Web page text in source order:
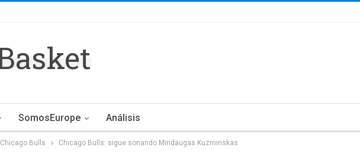
SomosEurope Análisis
Chicago Bulls Chicago Bulls: sigue sonando Mindaugas Kuzminskas